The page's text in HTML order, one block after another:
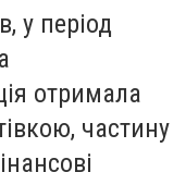
у період
отримала
частину